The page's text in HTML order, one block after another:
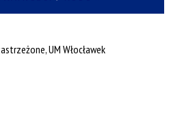
UM Włocławek